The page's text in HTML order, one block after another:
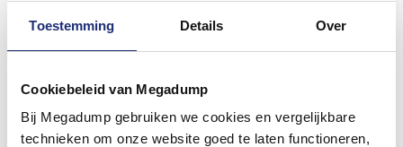
Toestemming Details Over
Cookiebeleid van Megadump
Bij Megadump gebruiken we cookies en vergelijkbare
technieken om onze website goed te laten functioneren,
Betalen
Annuleren / Retourneren
Garantie / Klachten